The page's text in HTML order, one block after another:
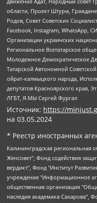
области, Проект Штурм,
Родов, Совет Советских
Facebook, Instagram, WhatsApp,
Организации украинских
Региональное Всетатарское
Молодежное Демократическое
Татарской Автономной
ойрат-калмыцкого народа,
депутатов Красноярского края,
ЛГБТ, Я.МЫ Сергей Фургал
Источник: https://
на 03.05.2024
* Реестр иностранных
Калининградская региональная общественная организация "Экозащита!-Женсовет", Фонд содействия защите прав и свобод граждан "Общественный вердикт", Фонд "Институт Развития Свободы Информации", Частное учреждение "Информационное агентство МЕМО. РУ", Региональная общественная организация "Общественная комиссия по сохранению наследия академика Сахарова", Фонд поддержки свободы прессы, Санкт-Петербургская общественная правозащитная организация "Гражданский контроль", Межрегиональная общественная организация "Информационно-просветительский центр "Мемориал", Региональный Фонд "Центр Защиты Прав Средств Массовой Информации", с 05.12.2023 Фонд "Центр Защиты Прав Средств массовой информации", Региональная общественная благотворительная организация помощи беженцам и мигрантам "Гражданское содействие", Негосударственное образовательное учреждение дополнительного профессионального образования (повышение квалификации) специалистов "АКАДЕМИЯ ПО ПРАВАМ ЧЕЛОВЕКА", Свердловская региональная общественная организация "Сутяжник", Автономная некоммерческая организация "Центр независимых социологических исследований", Союз общественных объединений "Российский исследовательский центр по правам человека", Региональное общественное учреждение научно-информационный центр "МЕМОРИАЛ", Некоммерческая организация "Фонд защиты гласности", Автономная некоммерческая организация "Институт прав человека", Городская общественная организация "Екатеринбургское общество "МЕМОРИАЛ", Городская общественная организация "Рязанское историко-просветительское и правозащитное общество "Мемориал" (Рязанский Мемориал), Челябинский региональный орган общественной самодеятельности – женское общественное объединение "Женщины Евразии", Челябинский региональный орган общественной самодеятельности "Уральская правозащитная группа", Фонд содействия защите здоровья и социальной справедливости имени Андрея Рылькова, Автономная Некоммерческая Организация "Аналитический Центр Юрия Левады", Автономная некоммерческая организация социальной поддержки населения "Проект Апрель", Региональная общественная организация помощи женщинам и детям, находящимся в кризисной ситуации "Информационно-методический центр "Анна", Фонд содействия развитию массовых коммуникаций и правовому просвещению "Так-так-Так", Фонд содействия устойчивому развитию "Серебряная тайга", Свердловский региональный общественный фонд социальных проектов "Новое время", "Idel.Реалии", Кавказ.Реалии, Крым.Реалии, Телеканал Настоящее Время, Татаро-башкирская служба Радио Свобода (Azatliq Radiosi), Радио Свободная Европа/Радио Свобода (PCE/PC), "Сибирь.Реалии", "Фактограф", Благотворительный фонд помощи осужденным и их семьям, Автономная некоммерческая организация "Институт глобализации и социальных движений", Фонд "В защиту прав заключенных", Частное учреждение "Центр поддержки и содействия развитию средств массовой информации", Пензенский региональный общественный благотворительный фонд "Гражданский союз", "Север.Реалии", Некоммерческая организация Фонд "Правовая инициатива", Общество с ограниченной ответственностью "Радио Свободная Европа/Радио Свобода", Чешское информационное агентство "MEDIUM-ORIENT", Красноярская региональная общественная организация "Мы против СПИДа", Камалягин Денис Николаевич, Маркелов Сергей Евгеньевич, Пономарев Лев Александрович, Савицкая Людмила Алексеевна, Автономная некоммерческая организация "Центр по работе с проблемой насилия "НАСИЛИЮ.НЕТ", Межрегиональный профессиональный союз работников здравоохранения "Альянс врачей", Юридическое лицо, зарегистрированное в Латвийской Республике, SIA "Medusa Project" (регистрационный номер 40103797863, дата регистрации 10.06.2014), Некоммерческая организация "Фонд по борьбе с коррупцией", Автономная некоммерческая организация "Институт права и публичной политики", Баданин Роман Сергеевич, Гликин Максим Александрович, Железнова Мария Михайловна, Лукьянова Юлия Сергеевна, Маетная Елизавета Витальевна, Маняхин Петр Борисович, Чуракова Ольга Владимировна, Ярош Юлия Петровна, Юридическое лицо "The Insider SIA", зарегистрированное в Риге, Латвийская Республика (дата регистрации 26.06.2015), являющееся администратором доменного имени интернет-издания "The Insider SIA", https://theins.ru, Постернак Алексей Евгеньевич, Рубин Михаил Аркадьевич, Анин Роман Александрович, Юридическое лицо Istories fonds, зарегистрированное в Латвийской Республике (регистрационный номер 50008295751, дата регистрации 24.02.2020), Великовский Дмитрий